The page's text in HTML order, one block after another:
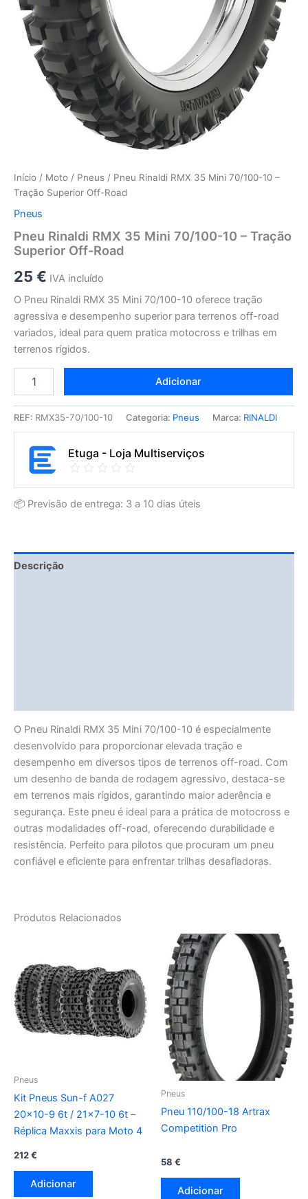
Início / Moto / Pneus / Pneu Rinaldi RMX 35 Mini 70/100-10 –
Tração Superior Off-Road
Pneus
Pneu Rinaldi RMX 35 Mini 70/100-10 – Tração
Superior Off-Road
25 € IVA incluído
O Pneu Rinaldi RMX 35 Mini 70/100-10 oferece tração
agressiva e desempenho superior para terrenos off-road
variados, ideal para quem pratica motocross e trilhas em
terrenos rígidos.
Adicionar
REF: RMX35-70/100-10 Categoria: Pneus Marca: RINALDI
Etuga - Loja Multiserviços
📦 Previsão de entrega: 3 a 10 dias úteis
Descrição
O Pneu Rinaldi RMX 35 Mini 70/100-10 é especialmente
desenvolvido para proporcionar elevada tração e
desempenho em diversos tipos de terrenos off-road. Com
um desenho de banda de rodagem agressivo, destaca-se
em terrenos mais rígidos, garantindo maior aderência e
segurança. Este pneu é ideal para a prática de motocross e
outras modalidades off-road, oferecendo durabilidade e
resistência. Perfeito para pilotos que procuram um pneu
confiável e eficiente para enfrentar trilhas desafiadoras.
Produtos Relacionados
Pneus
Kit Pneus Sun-f A027
20×10-9 6t / 21×7-10 6t –
Réplica Maxxis para Moto 4
212€
Adicionar
Pneus
Pneu 110/100-18 Artrax
Competition Pro
58 €
Adicionar